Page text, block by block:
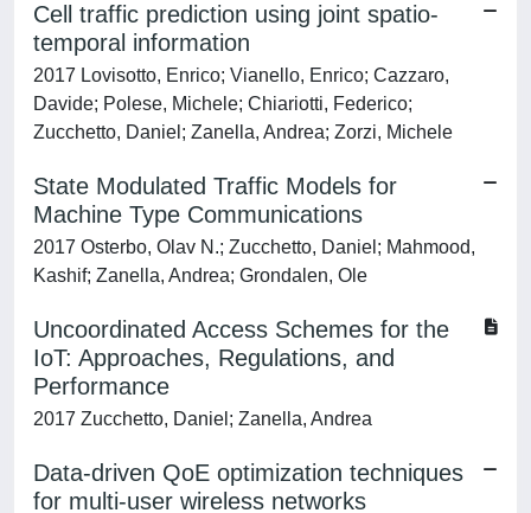
Cell traffic prediction using joint spatio-
temporal information
2017 Lovisotto, Enrico; Vianello, Enrico; Cazzaro,
Davide; Polese, Michele; Chiariotti, Federico;
Zucchetto, Daniel; Zanella, Andrea; Zorzi, Michele
State Modulated Traffic Models for
Machine Type Communications
2017 Osterbo, Olav N.; Zucchetto, Daniel; Mahmood,
Kashif; Zanella, Andrea; Grondalen, Ole
Uncoordinated Access Schemes for the
IoT: Approaches, Regulations, and
Performance
2017 Zucchetto, Daniel; Zanella, Andrea
Data-driven QoE optimization techniques
for multi-user wireless networks